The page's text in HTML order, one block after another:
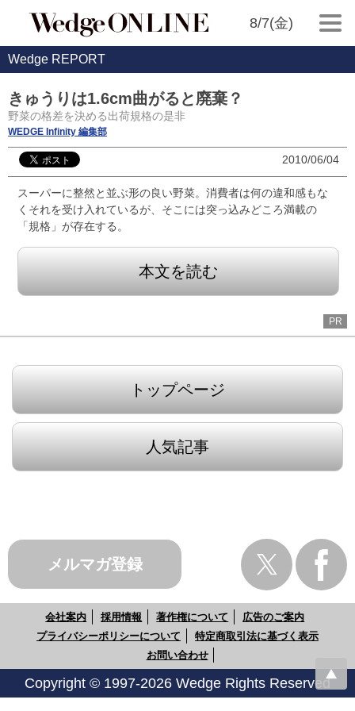
8/7(金)
Wedge REPORT
きゅうりは1.6cm曲がると廃棄？
野菜の格差を決める出荷規格の是非
WEDGE Infinity 編集部
2010/06/04
スーパーに整然と並ぶ形の良い野菜。消費者は何の違和感もな
くそれを受け入れているが、そこには突っ込みどころ満載の
「規格」が存在する。
本文を読む
PR
トップページ
人気記事
メルマガ登録
会社案内 採用情報 著作権について
広告のご案内
プライバシーポリシーについて
特定商取引法に基づく表示
お問い合わせ
Copyright © 1997-2026 Wedge Rights Reserved